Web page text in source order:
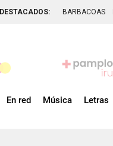
DESTACADOS: BARBACOAS
En red Música Letras